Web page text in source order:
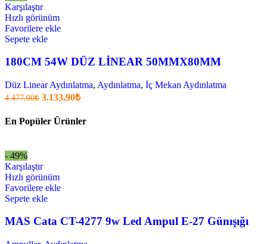
Karşılaştır
Hızlı görünüm
Favorilere ekle
Sepete ekle
180CM 54W DÜZ LİNEAR 50MMX80MM
Düz Linear Aydınlatma, Aydınlatma, İç Mekan Aydınlatma
4.477,00₺ Orijinal
4.477,00₺.
3.133,90₺Şu
En Popüler Ürünler
- 49%
Karşılaştır
Hızlı görünüm
Favorilere ekle
Sepete ekle
MAS Cata CT-4277 9w Led Ampul E-27 Günışığı